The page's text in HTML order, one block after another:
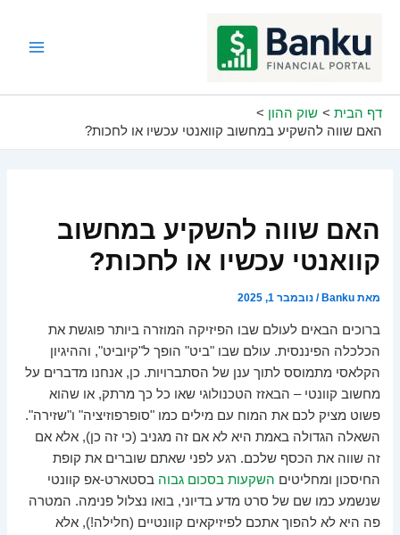
דף הבית
שוק ההון
האם שווה להשקיע במחשוב קוואנטי עכשיו או לחכות?
האם שווה להשקיע במחשוב
קוואנטי עכשיו או לחכות?
מאתBanku
/נובמבר 1, 2025
ברוכים הבאים לעולם שבו הפיזיקה המוזרה ביותר פוגשת את
הכלכלה הפיננסית. עולם שבו "ביט" הופך ל"קיוביט", וההיגיון
הקלאסי מתמוסס לתוך ענן של הסתברויות. כן, אנחנו מדברים על
מחשוב קוונטי – הבאזז הטכנולוגי שאו כל כך מרתק, או שהוא
פשוט מציק לכם את המוח עם מילים כמו "סופרפוזיציה" ו"שזירה".
השאלה הגדולה באמת היא לא אם זה מגניב (כי זה כן), אלא אם
זה שווה את הכסף שלכם. רגע לפני שאתם שוברים את קופת
החיסכון ומחליטים השקעות בסכום גבוה בסטארט-אפ קוונטי
שנשמע כמו שם של סרט מדע בדיוני, בואו נצלול פנימה. המטרה
פה היא לא להפוך אתכם לפיזיקאים קוונטיים (חלילה!), אלא